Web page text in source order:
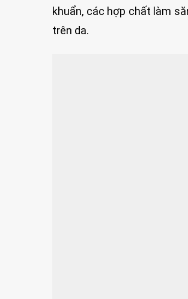
khuẩn, các hợp chất làm
trên da.